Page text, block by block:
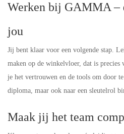
Werken bij GAMMA –
jou
Jij bent klaar voor een volgende stap.
maken op de winkelvloer, dat is
je het vertrouwen en de tools om door
diploma, maar ook naar een sleutelrol
Maak jij het team